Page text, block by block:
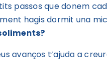
passos que donem
hagis dormit una
avanços t’ajuda a